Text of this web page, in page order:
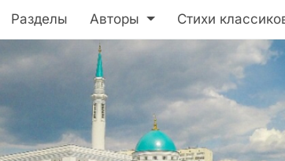
Разделы Авторы Стихи